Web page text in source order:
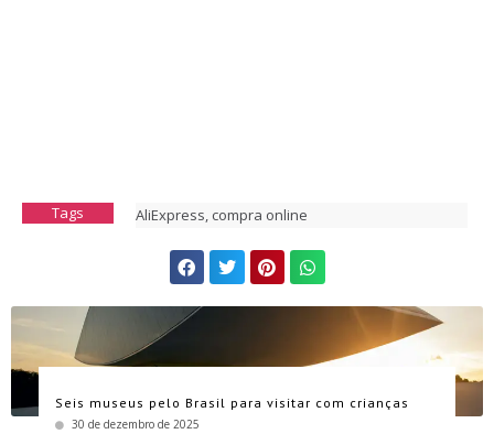
Tags AliExpress, compra online
Seis museus pelo Brasil para visitar com crianças
30 de dezembro de 2025